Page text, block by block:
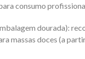
consumo
dourada):
massas doces (a